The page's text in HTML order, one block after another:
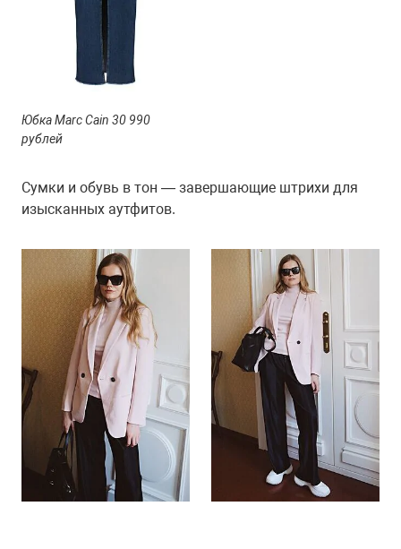
Юбка Marc Cain 30 990
рублей
Сумки и обувь в тон — завершающие штрихи для
изысканных аутфитов.